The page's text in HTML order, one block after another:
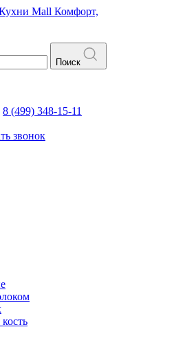
Mall Комфорт,
Поиск
8 (499) 348-15-11
звонок